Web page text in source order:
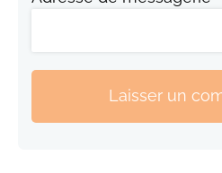
Laisser un